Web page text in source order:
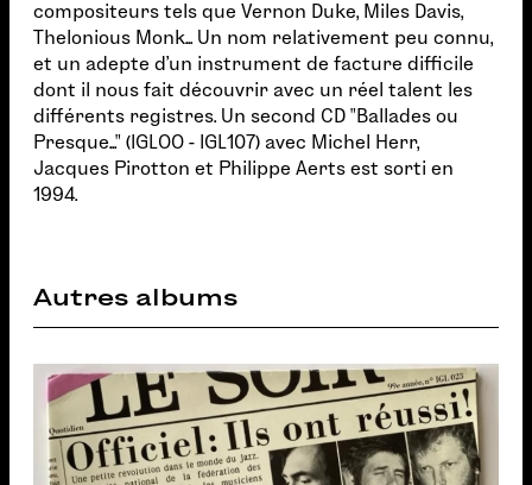
compositeurs tels que Vernon Duke, Miles Davis,
Thelonious Monk... Un nom relativement peu connu,
et un adepte d'un instrument de facture difficile
dont il nous fait découvrir avec un réel talent les
différents registres. Un second CD "Ballades ou
Presque..." (IGLOO - IGL107) avec Michel Herr,
Jacques Pirotton et Philippe Aerts est sorti en
1994.
Autres albums